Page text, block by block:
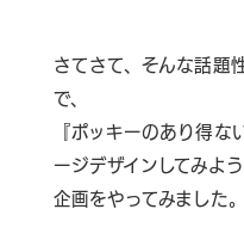
さてさて、そんな話題
で、
『ポッキーのあり得な
ージデザインしてみよう
企画をやってみました。